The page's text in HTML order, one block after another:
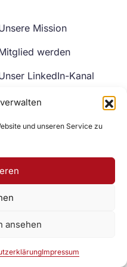
und unseren Service zu
ansehen
Impressum
Mission
werden
LinkedIn-Kanal
Unser YouTube-Kanal